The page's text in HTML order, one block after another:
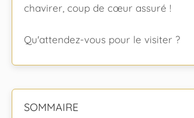
chavirer, coup de cœur assuré !
Qu'attendez-vous pour le visiter ?
SOMMAIRE